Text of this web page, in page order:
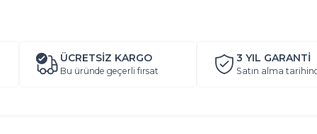
ÜCRETSİZ KARGO
Bu üründe geçerli fırsat
3 YIL GARANTİ
Satın alma